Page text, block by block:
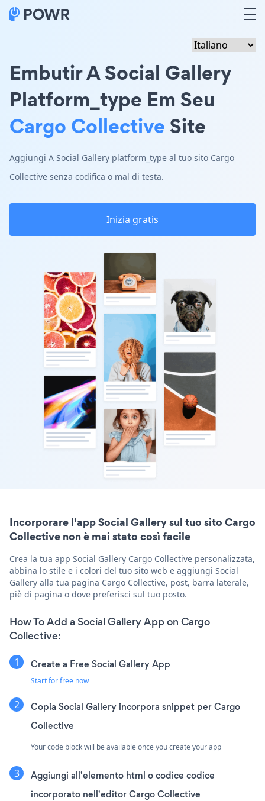
Embutir A Social Gallery
Platform_type Em Seu
Cargo CollectiveSite
Aggiungi A Social Gallery platform_type al tuo sito Cargo
Collective senza codifica o mal di testa.
Inizia gratis
Incorporare l'app Social Gallery sul tuo sito Cargo
Collective non è mai stato così facile
Crea la tua app Social Gallery Cargo Collective personalizzata,
abbina lo stile e i colori del tuo sito web e aggiungi Social
Gallery alla tua pagina Cargo Collective, post, barra laterale,
piè di pagina o dove preferisci sul tuo posto.
How To Add a Social Gallery App on Cargo
Collective:
Create a Free Social Gallery App
Start for free now
Copia Social Gallery incorpora snippet per Cargo
Collective
Your code block will be available once you create your app
Aggiungi all'elemento html o codice codice
incorporato nell'editor Cargo Collective